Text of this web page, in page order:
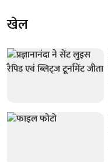
खेल